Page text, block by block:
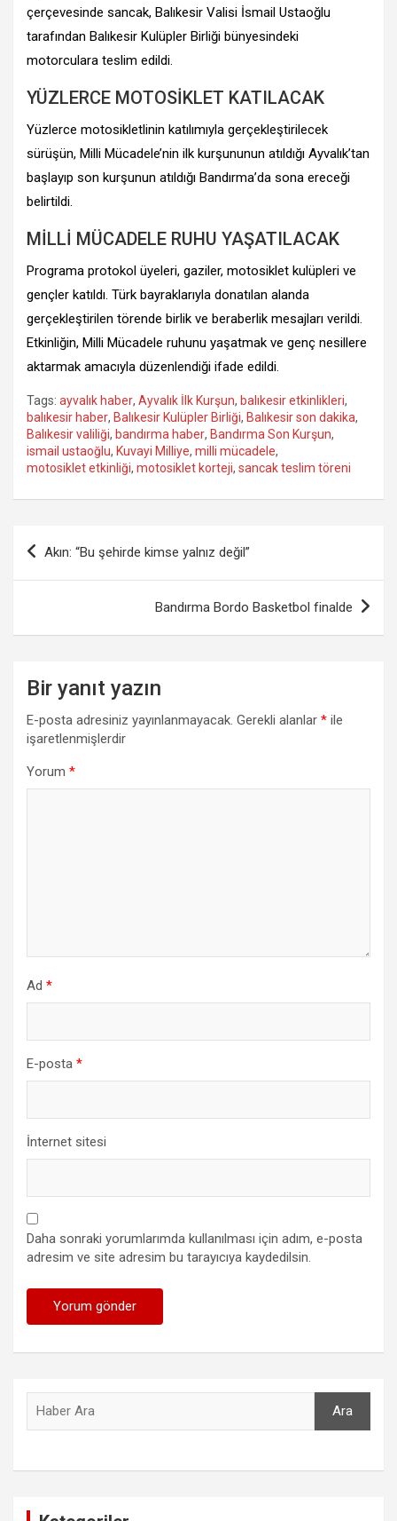
çerçevesinde sancak, Balıkesir Valisi İsmail Ustaoğlu
tarafından Balıkesir Kulüpler Birliği bünyesindeki
motorculara teslim edildi.
YÜZLERCE MOTOSİKLET KATILACAK
Yüzlerce motosikletlinin katılımıyla gerçekleştirilecek
sürüşün, Milli Mücadele’nin ilk kurşununun atıldığı Ayvalık’tan
başlayıp son kurşunun atıldığı Bandırma’da sona ereceği
belirtildi.
MİLLİ MÜCADELE RUHU YAŞATILACAK
Programa protokol üyeleri, gaziler, motosiklet kulüpleri ve
gençler katıldı. Türk bayraklarıyla donatılan alanda
gerçekleştirilen törende birlik ve beraberlik mesajları verildi.
Etkinliğin, Milli Mücadele ruhunu yaşatmak ve genç nesillere
aktarmak amacıyla düzenlendiği ifade edildi.
Tags: ayvalık haber, Ayvalık İlk Kurşun, balıkesir etkinlikleri,
balıkesir haber, Balıkesir Kulüpler Birliği, Balıkesir son dakika,
Balıkesir valiliği, bandırma haber, Bandırma Son Kurşun,
ismail ustaoğlu, Kuvayi Milliye, milli mücadele,
motosiklet etkinliği, motosiklet korteji, sancak teslim töreni
Yazı
gezinmesi
Akın: “Bu şehirde kimse yalnız değil”
Bandırma Bordo Basketbol finalde
Bir yanıt yazın
E-posta adresiniz yayınlanmayacak. Gerekli alanlar * ile
işaretlenmişlerdir
Yorum *
Ad *
E-posta *
İnternet sitesi
Daha sonraki yorumlarımda kullanılması için adım, e-posta
adresim ve site adresim bu tarayıcıya kaydedilsin.
Ara